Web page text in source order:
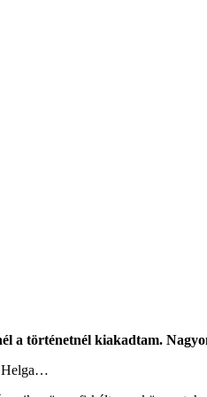
a történetnél kiakadtam.
Helga…